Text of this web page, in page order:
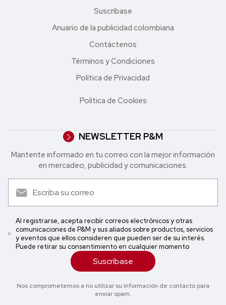
Suscríbase
Anuario de la publicidad colombiana
Contáctenos
Términos y Condiciones
Política de Privacidad
Política de Cookies
NEWSLETTER P&M
Mantente informado en tu correo con la mejor in formación
en mercadeo, publicidad y comunicaciones.
Al registrarse, acepta recibir correos electrónicos y otras
comunicaciones de P&M y sus aliados sobre productos, servicios
y eventos que ellos consideren que pueden ser de su interés.
Puede retirar su consentimiento en cualquier momento
Suscríbase
Nos comprometemos a no utilizar su información de contacto para
enviar spam.